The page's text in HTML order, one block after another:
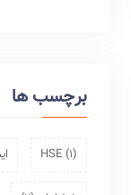
برچسب ها
HSE (1)